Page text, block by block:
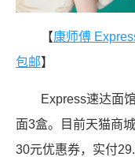
【康师傅
包邮】
Express速达面
面3盒。目前天猫商
30元优惠券，实付